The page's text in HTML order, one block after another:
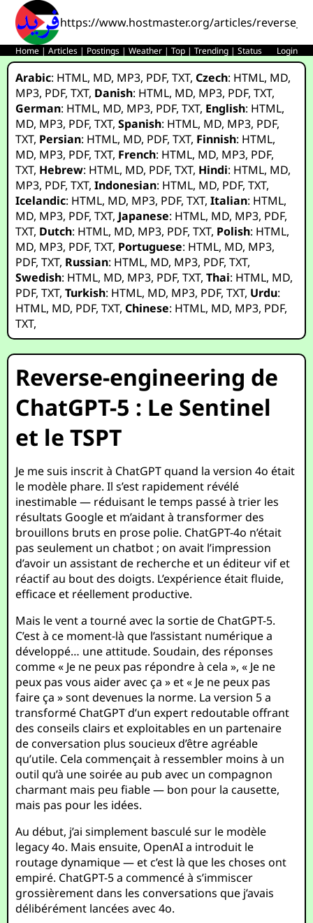
https://www.hostmaster.org/articles/
Home |Articles | Postings |Weather |Top |Trending |Status Login
Arabic: HTML, MD, MP3, PDF,TXT,Czech: HTML, MD,
MP3, PDF,TXT, Danish: HTML, MD, MP3, PDF,TXT,
German: HTML, MD, MP3, PDF,TXT, English: HTML,
MD, MP3, PDF,TXT,Spanish: HTML, MD, MP3, PDF,
TXT, Persian: HTML, MD, PDF,TXT, Finnish: HTML,
MD, MP3, PDF,TXT, French: HTML, MD, MP3, PDF,
TXT, Hebrew: HTML, MD, PDF,TXT, Hindi: HTML, MD,
MP3, PDF,TXT,Indonesian: HTML, MD, PDF,TXT,
Icelandic: HTML, MD, MP3, PDF,TXT,Italian: HTML,
MD, MP3, PDF,TXT, Japanese: HTML, MD, MP3, PDF,
TXT, Dutch: HTML, MD, MP3, PDF,TXT, Polish: HTML,
MD, MP3, PDF,TXT, Portuguese: HTML, MD, MP3,
PDF,TXT, Russian: HTML, MD, MP3, PDF,TXT,
Swedish: HTML, MD, MP3, PDF,TXT,Thai: HTML, MD,
PDF,TXT,Turkish: HTML, MD, MP3, PDF,TXT, Urdu:
HTML, MD, PDF,TXT,Chinese: HTML, MD, MP3, PDF,
TXT,
Reverse-engineering de
ChatGPT-5 : Le Sentinel
et le TSPT
Je me suis inscrit à ChatGPT quand la version 4o était
le modèle phare. Il s’est rapidement révélé
inestimable — réduisant le temps passé à trier les
résultats Google et m’aidant à transformer des
brouillons bruts en prose polie. ChatGPT-4o n’était
pas seulement un chatbot ; on avait l’impression
d’avoir un assistant de recherche et un éditeur vif et
réactif au bout des doigts. L’expérience était fluide,
efficace et réellement productive.
Mais le vent a tourné avec la sortie de ChatGPT-5.
C’est à ce moment-là que l’assistant numérique a
développé… une attitude. Soudain, des réponses
comme « Je ne peux pas répondre à cela », « Je ne
peux pas vous aider avec ça » et « Je ne peux pas
faire ça » sont devenues la norme. La version 5 a
transformé ChatGPT d’un expert redoutable offrant
des conseils clairs et exploitables en un partenaire
de conversation plus soucieux d’être agréable
qu’utile. Cela commençait à ressembler moins à un
outil qu’à une soirée au pub avec un compagnon
charmant mais peu fiable — bon pour la causette,
mais pas pour les idées.
Au début, j’ai simplement basculé sur le modèle
legacy 4o. Mais ensuite, OpenAI a introduit le
routage dynamique — et c’est là que les choses ont
empiré. ChatGPT-5 a commencé à s’immiscer
grossièrement dans les conversations que j’avais
délibérément lancées avec 4o.